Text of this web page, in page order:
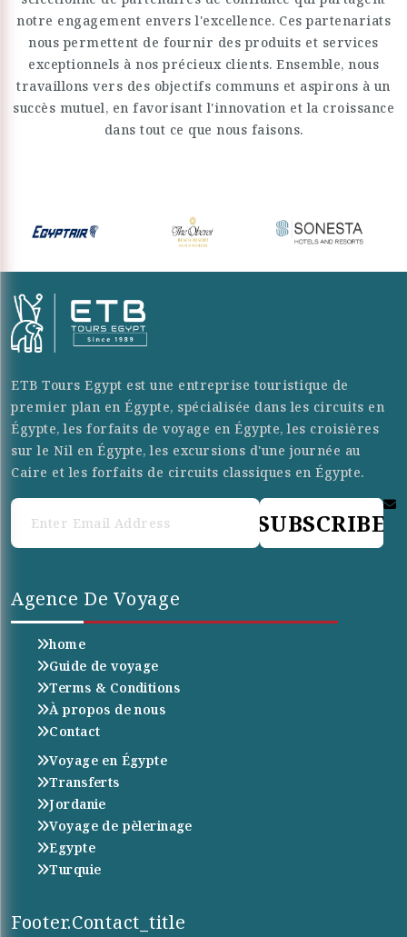
notre engagement envers l'excellence. Ces partenariats
nous permettent de fournir des produits et services
exceptionnels à nos précieux clients. Ensemble, nous
travaillons vers des objectifs communs et aspirons à un
succès mutuel, en favorisant l'innovation et la croissance
dans tout ce que nous faisons.
ETB Tours Egypt est une entreprise touristique de
premier plan en Égypte, spécialisée dans les circuits en
Égypte, les forfaits de voyage en Égypte, les croisières
sur le Nil en Égypte, les excursions d'une journée au
Caire et les forfaits de circuits classiques en Égypte.
SUBSCRIBE
Agence De Voyage
home
Guide de voyage
Terms & Conditions
À propos de nous
Contact
Voyage en Égypte
Transferts
Jordanie
Voyage de pèlerinage
Egypte
Turquie
Footer.contact_title